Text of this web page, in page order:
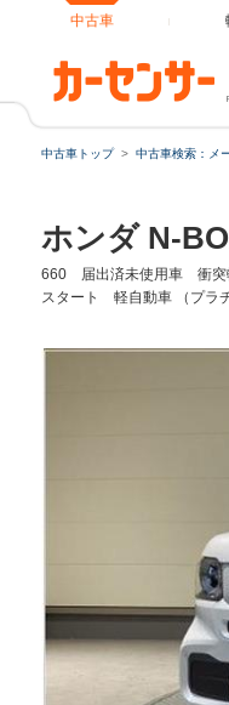
中古車
中古車トップ 中古車検索：メ
ホンダ N-
660 届出済未使用車 衝突
スタート 軽自動車 （プラ